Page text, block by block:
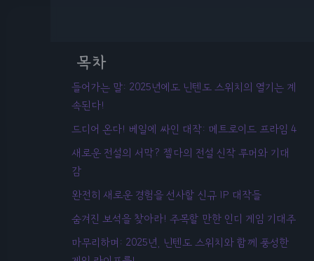
목차
들어가는 말: 2025년에도 닌텐도 스위치의 열기는 계
속된다!
드디어 온다! 베일에 싸인 대작: 메트로이드 프라임 4
새로운 전설의 서막? 젤다의 전설 신작 루머와 기대
감
완전히 새로운 경험을 선사할 신규 IP 대작들
숨겨진 보석을 찾아라! 주목할 만한 인디 게임 기대주
마무리하며: 2025년, 닌텐도 스위치와 함께 풍성한